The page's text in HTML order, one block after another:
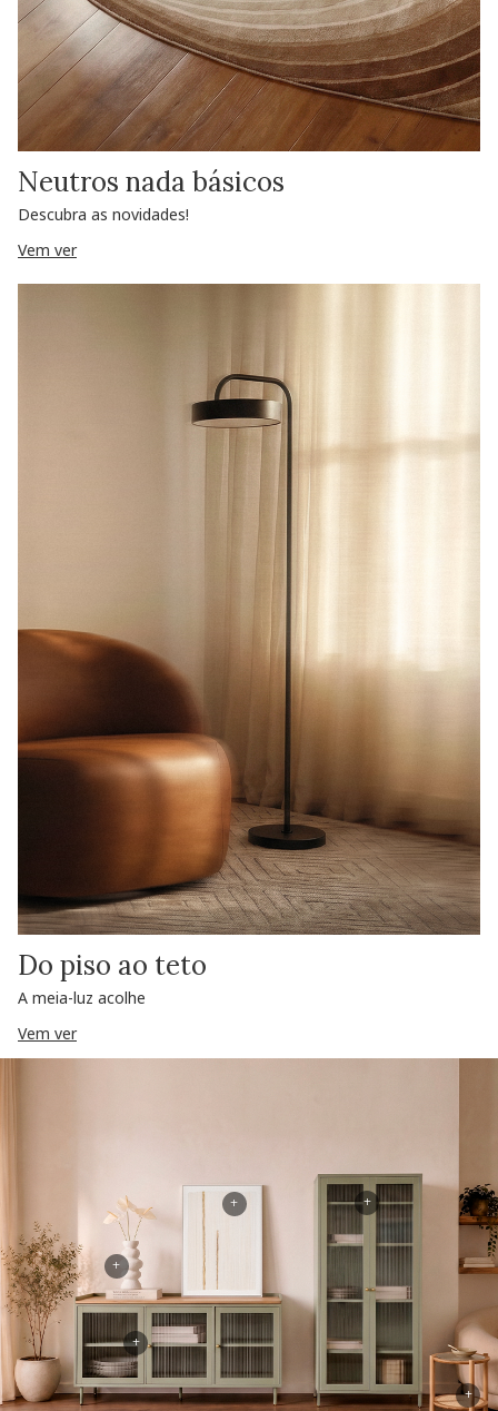
Neutros nada básicos
Descubra as novidades!
Vem ver
Do piso ao teto
A meia-luz acolhe
Vem ver
+
+
+
+
+